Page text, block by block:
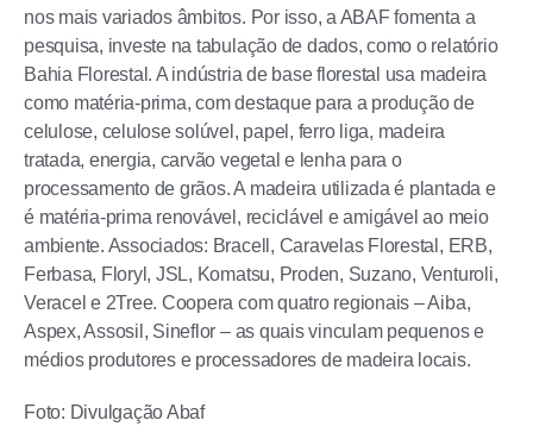
nos mais variados âmbitos. Por isso, a ABAF fomenta a
pesquisa, investe na tabulação de dados, como o relatório
Bahia Florestal. A indústria de base florestal usa madeira
como matéria-prima, com destaque para a produção de
celulose, celulose solúvel, papel, ferro liga, madeira
tratada, energia, carvão vegetal e lenha para o
processamento de grãos. A madeira utilizada é plantada e
é matéria-prima renovável, reciclável e amigável ao meio
ambiente. Associados: Bracell, Caravelas Florestal, ERB,
Ferbasa, Floryl, JSL, Komatsu, Proden, Suzano, Venturoli,
Veracel e 2Tree. Coopera com quatro regionais – Aiba,
Aspex, Assosil, Sineflor – as quais vinculam pequenos e
médios produtores e processadores de madeira locais.
Foto: Divulgação Abaf